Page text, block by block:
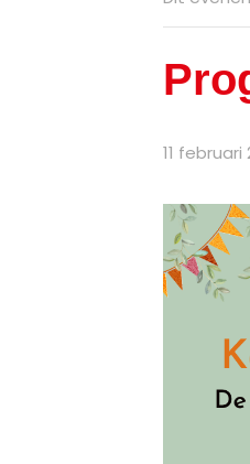
11 februari